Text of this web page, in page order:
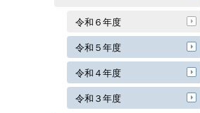
令和６年度
令和５年度
令和４年度
令和３年度